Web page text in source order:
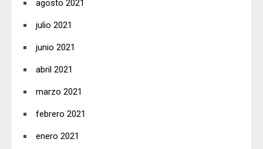
agosto 2021
julio 2021
junio 2021
abril 2021
marzo 2021
febrero 2021
enero 2021